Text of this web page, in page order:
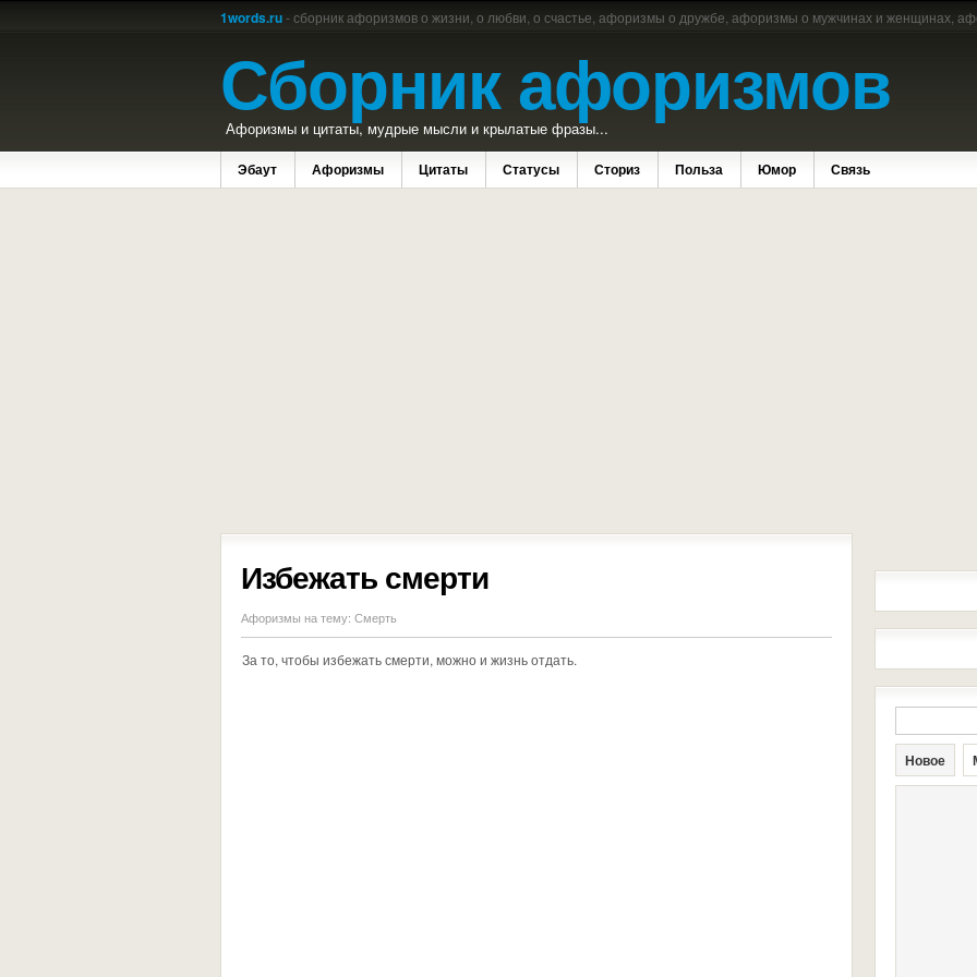
1words.ru- сборник афоризмов о жизни, о любви, о счастье, афоризмы о дружбе, афоризмы о мужчинах и женщинах,
Сборник афоризмов
Афоризмы и цитаты, мудрые мысли и крылатые фразы...
Эбаут Афоризмы Цитаты Статусы Сториз Польза Юмор Связь
Избежать смерти
Афоризмы на тему: Смерть
За то, чтобы избежать смерти, можно и жизнь отдать.
Новое